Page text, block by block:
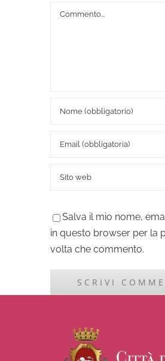
Commento
Salva il mio nome,
in questo browser per la
volta che commento.